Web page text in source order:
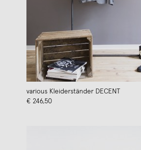
various Kleiderständer DECENT
€ 246,50